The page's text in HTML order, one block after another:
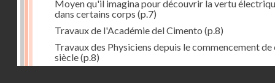
Moyen qu'il imagina pour découvrir la vertu
dans certains corps (p.7)
Travaux de l'Académie del Cimento (p.8)
Travaux des Physiciens depuis le commencement de
siècle(p.8)